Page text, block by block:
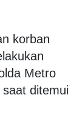
korban
Metro
ditemui